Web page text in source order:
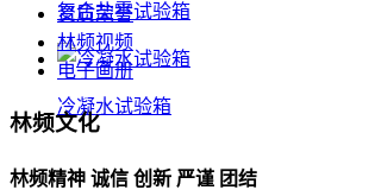
复合盐雾试验箱
冷凝水试验箱
资质荣誉
林频视频
电子画册
林频文化
林频精神 诚信 创新 严谨 团结